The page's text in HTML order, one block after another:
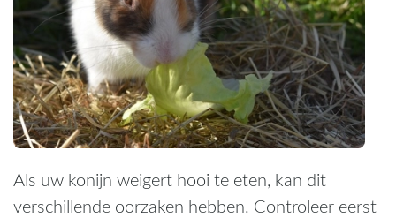
Als uw konijn weigert hooi te eten, kan dit
verschillende oorzaken hebben. Controleer eerst